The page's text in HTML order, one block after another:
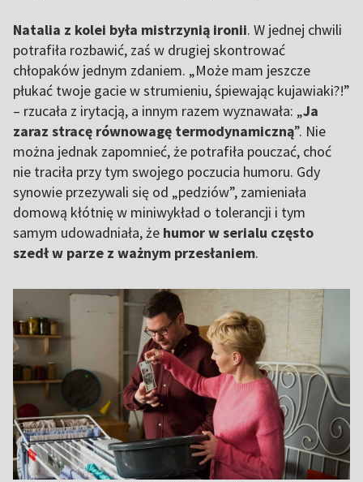
Natalia z kolei była mistrzynią ironii. W jednej chwili
potrafiła rozbawić, zaś w drugiej skontrować
chłopaków jednym zdaniem. „Może mam jeszcze
płukać twoje gacie w strumieniu, śpiewając kujawiaki?!”
– rzucała z irytacją, a innym razem wyznawała: „Ja
zaraz stracę równowagę termodynamiczną”. Nie
można jednak zapomnieć, że potrafiła pouczać, choć
nie traciła przy tym swojego poczucia humoru. Gdy
synowie przezywali się od „pedziów”, zamieniała
domową kłótnię w miniwykład o tolerancji i tym
samym udowadniała, że humor w serialu często
szedł w parze z ważnym przesłaniem.